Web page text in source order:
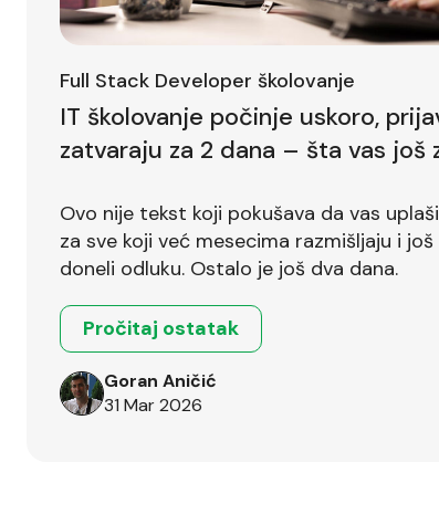
Full Stack Developer školovanje
IT školovanje počinje uskoro,
zatvaraju za 2 dana – šta vas još
Ovo nije tekst koji pokušava da vas
za sve koji već mesecima razmišljaju i još uvek nisu
doneli odluku. Ostalo je još dva dana.
Pročitaj ostatak
Goran Aničić
31 Mar 2026